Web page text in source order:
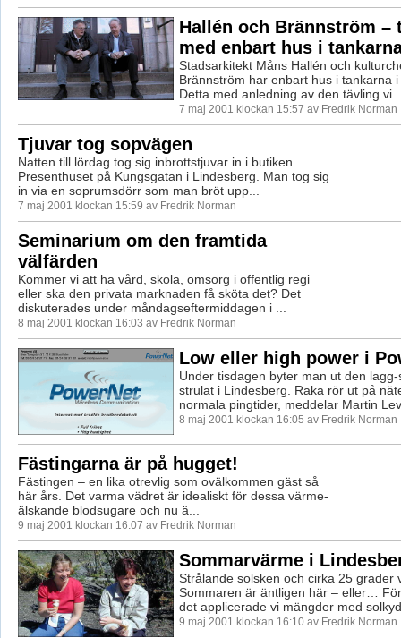
Hallén och Brännström –
med enbart hus i
Stadsarkitekt Måns Hallén och
Brännström har enbart hus i tankarna
Detta med anledning av den tävling vi
7 maj 2001 klockan 15:57 av Fredrik Norman
Tjuvar tog sopvägen
Natten till lördag tog sig inbrottstjuvar in i butiken
Presenthuset på Kungsgatan i Lindesberg. Man tog sig
in via en soprumsdörr som man bröt upp...
7 maj 2001 klockan 15:59 av Fredrik Norman
Seminarium om den framtida
välfärden
Kommer vi att ha vård, skola, omsorg i offentlig regi
eller ska den privata marknaden få sköta det? Det
diskuterades under måndagseftermiddagen i ...
8 maj 2001 klockan 16:03 av Fredrik Norman
Low eller high power i
Under tisdagen byter man ut den
strulat i Lindesberg. Raka rör ut på
normala pingtider, meddelar Martin
8 maj 2001 klockan 16:05 av Fredrik Norman
Fästingarna är på hugget!
Fästingen – en lika otrevlig som ovälkommen gäst så
här års. Det varma vädret är idealiskt för dessa värme-
älskande blodsugare och nu ä...
9 maj 2001 klockan 16:07 av Fredrik Norman
Sommarvärme i
Strålande solsken och cirka 25 grader
Sommaren är äntligen här – eller…
det applicerade vi mängder med
9 maj 2001 klockan 16:10 av Fredrik Norman